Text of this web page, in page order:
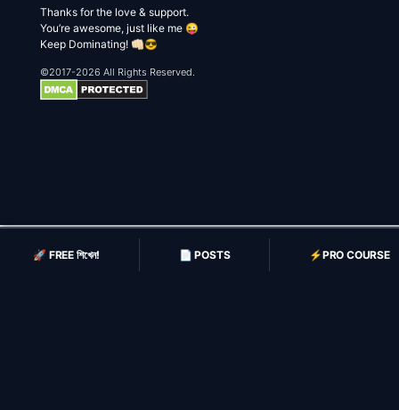
🚀 FREE শিখেন! 📄 POSTS ⚡️PRO COURSE
Thanks for the love & support.
You’re awesome, just like me 😜
Keep Dominating! 👊🏻😎
©2017-2026 All Rights Reserved.